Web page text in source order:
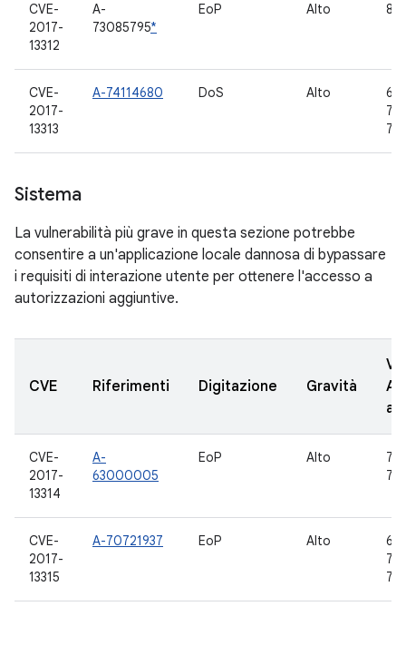
CVE-
2017-
13312
A-
73085795*
EoP Alto 8.0
CVE-
2017-
13313
A-74114680 DoS Alto
Sistema
La vulnerabilità più grave in questa sezione potrebbe
consentire a un'applicazione locale dannosa di bypassare
i requisiti di interazione utente per ottenere l'accesso a
autorizzazioni aggiuntive.
CVE Riferimenti Digitazione Gravità
CVE-
2017-
13314
A-
63000005
EoP Alto
CVE-
2017-
13315
A-70721937 EoP Alto